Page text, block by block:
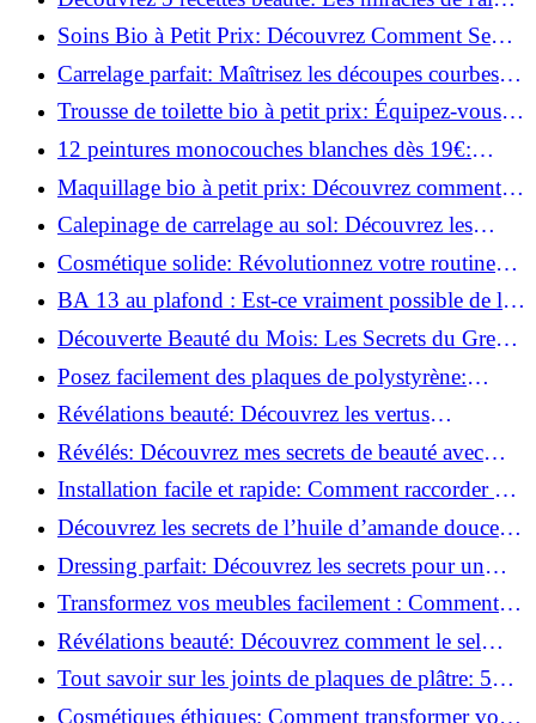
vera pour votre peau!
Soins Bio à Petit Prix: Découvrez Comment Se
Chouchouter Pour Moins de 35€!
Carrelage parfait: Maîtrisez les découpes courbes
facilement!
Trousse de toilette bio à petit prix: Équipez-vous
pour moins de 25€!
12 peintures monocouches blanches dès 19€:
Découvrez les meilleures offres!
Maquillage bio à petit prix: Découvrez comment
s'équiper pour moins de 50€!
Calepinage de carrelage au sol: Découvrez les
astuces incontournables!
Cosmétique solide: Révolutionnez votre routine
beauté pour zéro déchet!
BA 13 au plafond : Est-ce vraiment possible de les
coller ?
Découverte Beauté du Mois: Les Secrets du Green
Glamour !
Posez facilement des plaques de polystyrène:
Transformez votre plafond sans effort !
Révélations beauté: Découvrez les vertus
insoupçonnées de l'huile de coco!
Révélés: Découvrez mes secrets de beauté avec
l'huile de ricin!
Installation facile et rapide: Comment raccorder un
luminaire au plafond!
Découvrez les secrets de l’huile d’amande douce :
Pourquoi vous devez l'adopter!
Dressing parfait: Découvrez les secrets pour un
rangement optimal!
Transformez vos meubles facilement : Comment
installer des roulettes en un clin d'œil !
Révélations beauté: Découvrez comment le sel
transforme votre routine!
Tout savoir sur les joints de plaques de plâtre: 5
questions clés pour comprendre les fissures!
Cosmétiques éthiques: Comment transformer votre